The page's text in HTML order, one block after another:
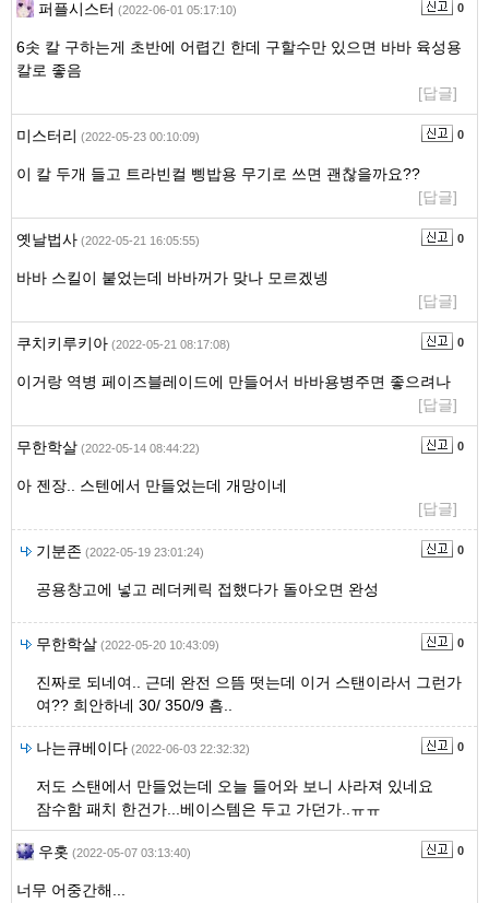
퍼플시스터 (2022-06-01 05:17:10) 0
6솟 칼 구하는게 초반에 어렵긴 한데 구할수만 있으면 바바 육성용
칼로 좋음
[답글]
미스터리 (2022-05-23 00:10:09) 0
이 칼 두개 들고 트라빈컬 삥밥용 무기로 쓰면 괜찮을까요??
[답글]
옛날법사 (2022-05-21 16:05:55) 0
바바 스킬이 붙었는데 바바꺼가 맞나 모르겠넹
[답글]
쿠치키루키아 (2022-05-21 08:17:08) 0
이거랑 역병 페이즈블레이드에 만들어서 바바용병주면 좋으려나
[답글]
무한학살 (2022-05-14 08:44:22) 0
아 젠장.. 스텐에서 만들었는데 개망이네
[답글]
기분존 (2022-05-19 23:01:24) 0
공용창고에 넣고 레더케릭 접했다가 돌아오면 완성
무한학살 (2022-05-20 10:43:09) 0
진짜로 되네여.. 근데 완전 으뜸 떳는데 이거 스탠이라서 그런가
여?? 희안하네 30/ 350/9 흠..
나는큐베이다 (2022-06-03 22:32:32) 0
저도 스탠에서 만들었는데 오늘 들어와 보니 사라져 있네요
잠수함 패치 한건가...베이스템은 두고 가던가..ㅠㅠ
우홋 (2022-05-07 03:13:40) 0
너무 어중간해...